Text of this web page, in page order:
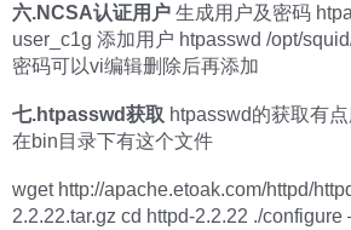
六.NCSA认证用户 生成用户及密码
user_c1g 添加用户 htpasswd /opt/
密码可以vi编辑删除后再添加
七.htpasswd获取 htpasswd的获取有
在bin目录下有这个文件
wget http://apache.etoak.com/httpd/
2.2.22.tar.gz cd httpd-2.2.22 ./